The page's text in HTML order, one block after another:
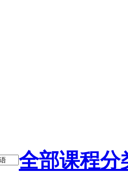
全部课程分